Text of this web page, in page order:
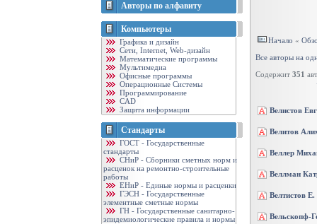
Авторы по алфавиту
Компьютеры
Графика и дизайн
Cети, Internet, Web-дизайн
Математические программы
Мультимедиа
Офисные программы
Операционные Системы
Программирование
CAD
Защита информации
Стандарты
ГОСТ - Государственные
стандарты
CНиР - Сборники сметных норм и
расценок на ремонтно-строительные
работы
ЕНиР - Единые нормы и расценки
ГЭСН - Государственные
элементные сметные нормы
ГН - Государственные санитарно-
эпидемиологические правила и нормы
Начало «
Все авторы на
Содержит 351
Велистов
Велитов
Веллер
Веллман
Велтистов Е.
Вельскопф-